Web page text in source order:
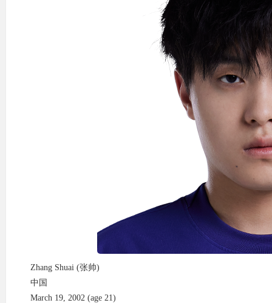
Zhang Shuai (张帅)
中国
March 19, 2002 (age 21)